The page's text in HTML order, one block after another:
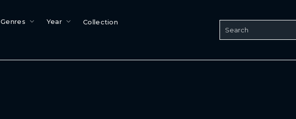
Genres Year
Collection